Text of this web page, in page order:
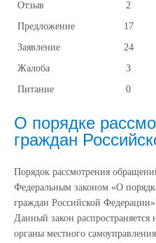
Отзыв 2
Предложение
17
Заявление
24
Жалоба
3
Питание
0
О порядке
граждан
Порядок рассмотрения
Федеральным законом «О
граждан Российской
Данный закон распространяется
органы местного